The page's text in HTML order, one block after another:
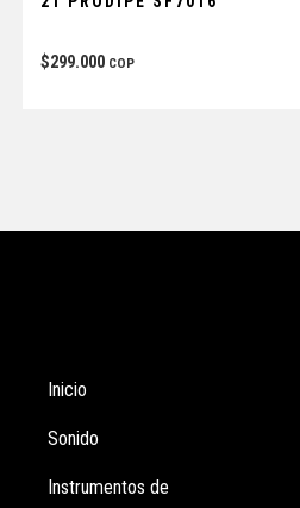
$299.000 COP
Inicio
Sonido
Instrumentos de